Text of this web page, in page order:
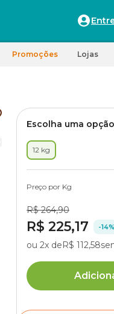
Promoções Lojas
Escolha uma
12 kg
Preço por Kg
R$ 264,90
R$ 225,17 -14%
ou 2x deR$ 112,58